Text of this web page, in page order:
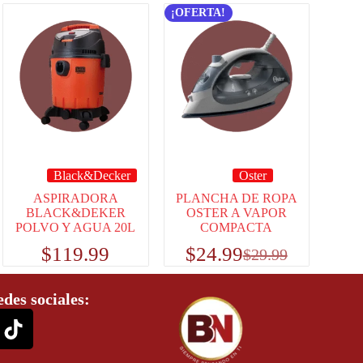
Black&Decker
ASPIRADORA
BLACK&DEKER
POLVO Y AGUA 20L
$119.99
¡OFERTA!
Oster
PLANCHA DE ROPA
OSTER A VAPOR
COMPACTA
$29.99
$24.99
sociales: